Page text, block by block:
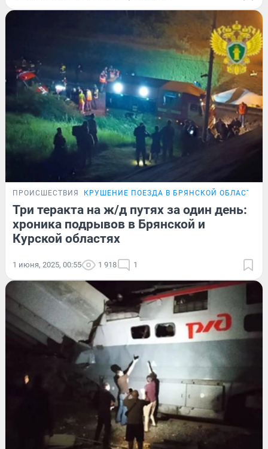
ПРОИСШЕСТВИЯ КРУШЕНИЕ ПОЕЗДА В БРЯНСКОЙ ОБЛАСТИ
Три теракта на ж/д путях за один день:
хроника подрывов в Брянской и
Курской областях
1 июня, 2025, 00:55 1 918 1